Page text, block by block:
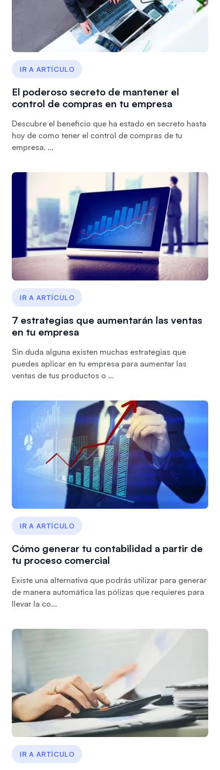
IR A ARTÍCULO
El poderoso secreto de mantener el
control de compras en tu empresa
Descubre el beneficio que ha estado en secreto hasta
hoy de como tener el control de compras de tu
empresa. ...
IR A ARTÍCULO
7 estrategias que aumentarán las ventas
en tu empresa
Sin duda alguna existen muchas estrategias que
puedes aplicar en tu empresa para aumentar las
ventas de tus productos o ...
IR A ARTÍCULO
Cómo generar tu contabilidad a partir de
tu proceso comercial
Existe una alternativa que podrás utilizar para generar
de manera automática las pólizas que requieres para
llevar la co...
IR A ARTÍCULO